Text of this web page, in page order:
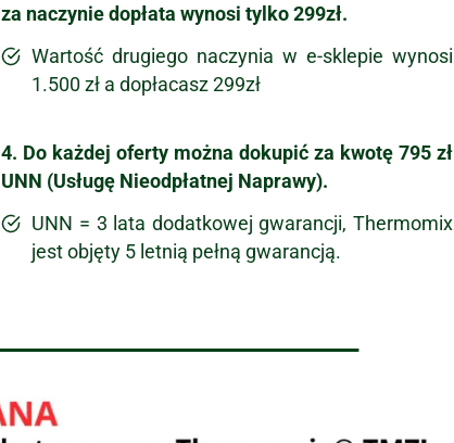
za naczynie dopłata wynosi tylko 299zł.
Wartość drugiego naczynia w e-sklepie wynosi
1.500 zł a dopłacasz 299zł
4. Do każdej oferty można dokupić za kwotę 795 zł
UNN (Usługę Nieodpłatnej Naprawy).
UNN = 3 lata dodatkowej gwarancji, Thermomix
jest objęty 5 letnią pełną gwarancją.